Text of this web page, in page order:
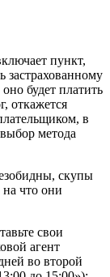
пункт,
застрахованному
будет платить
откажется
в
метода
скупы
что они
свои
агент
во второй